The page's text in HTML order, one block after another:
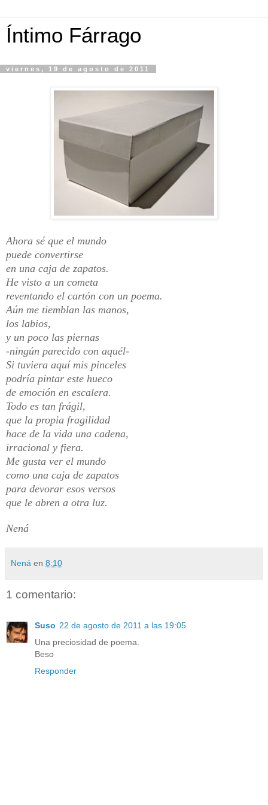
Íntimo Fárrago
viernes, 19 de agosto de 2011
Ahora sé que el mundo
puede convertirse
en una caja de zapatos.
He visto a un cometa
reventando el cartón con un poema.
Aún me tiemblan las manos,
los labios,
y un poco las piernas
-ningún parecido con aquél-
Si tuviera aquí mis pinceles
podría pintar este hueco
de emoción en escalera.
Todo es tan frágil,
que la propia fragilidad
hace de la vida una cadena,
irracional y fiera.
Me gusta ver el mundo
como una caja de zapatos
para devorar esos versos
que le abren a otra luz.
Nená
Nená en 8:10
1 comentario:
Suso 22 de agosto de 2011 a las 19:05
Una preciosidad de poema.
Beso
Responder